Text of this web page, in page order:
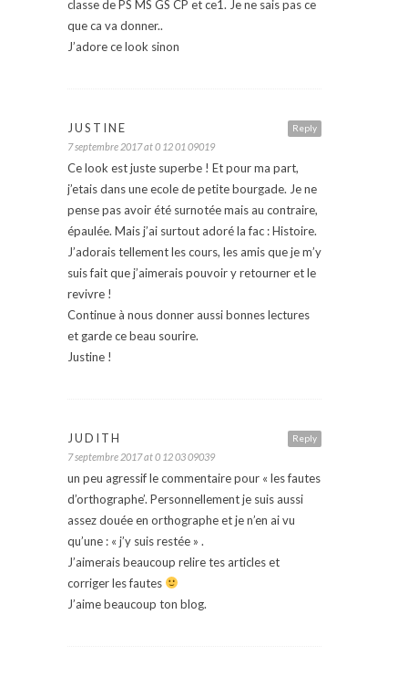
classe de PS MS GS CP et ce1. Je ne sais pas ce
que ca va donner..
J’adore ce look sinon
Reply
JUSTINE
7 septembre 2017 at 0 12 01 09019
Ce look est juste superbe ! Et pour ma part,
j’etais dans une ecole de petite bourgade. Je ne
pense pas avoir été surnotée mais au contraire,
épaulée. Mais j’ai surtout adoré la fac : Histoire.
J’adorais tellement les cours, les amis que je m’y
suis fait que j’aimerais pouvoir y retourner et le
revivre !
Continue à nous donner aussi bonnes lectures
et garde ce beau sourire.
Justine !
Reply
JUDITH
7 septembre 2017 at 0 12 03 09039
un peu agressif le commentaire pour « les fautes
d’orthographe’. Personnellement je suis aussi
assez douée en orthographe et je n’en ai vu
qu’une : « j’y suis restée » .
J’aimerais beaucoup relire tes articles et
corriger les fautes
J’aime beaucoup ton blog.